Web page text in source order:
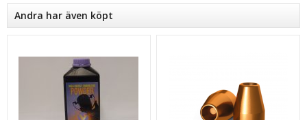
Andra har även köpt